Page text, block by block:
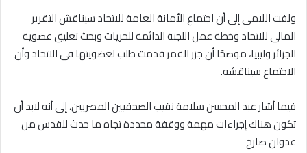
ولفت اللامى إلى أن اجتماع الأمانة العامة للاتحاد سيناقش التقرير
المالى للاتحاد وخطة عمل اللجنة الدائمة للحريات وبحث تعليق عضوية
الجزائر وليبيا، موضحًا أن جزر القمر قدمت طلب لعضويتها فى الاتحاد وأن
الاجتماع سيناقشه.
فيما أشار عبد المحسن سلامة نقيب الصحفيين المصريين، إلى أنه لابد أن
تكون هناك إجراءات مهمة ووقفة محددة تجاه ما حدث للقدس من
عدوان صارخ